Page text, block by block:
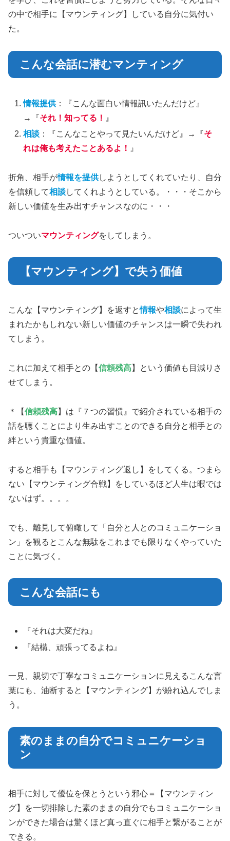
の中で相手に【マウンティング】している自分に気付い
た。
こんな会話に潜むマンティング
情報提供：『こんな面白い情報訊いたんだけど』
→『それ！知ってる！ 』
相談 ：『こんなことやって見たいんだけど』→『そ
れは俺も考えたことあるよ！ 』
折角、相手が情報を提供しようとしてくれていたり、自分
を信頼して相談してくれようとしている。・・・そこから
新しい価値を生み出すチャンスなのに・・・
ついついマウンティングをしてしまう。
【マウンティング】で失う価値
こんな【マウンティング】を返すと情報や相談によって生
まれたかもしれない新しい価値のチャンスは一瞬で失われ
てしまう。
これに加えて相手との【信頼残高】という価値も目減りさ
せてしまう。
＊【信頼残高】は『７つの習慣』で紹介されている相手の
話を聴くことにより生み出すことのできる自分と相手との
絆という貴重な価値。
すると相手も【マウンティング返し】をしてくる。つまら
ない【マウンティング合戦】をしているほど人生は暇では
ないはず。。。。
でも、離見して俯瞰して「自分と人とのコミュニケーショ
ン」を観るとこんな無駄をこれまでも限りなくやっていた
ことに気づく。
こんな会話にも
『それは大変だね』
『結構、頑張ってるよね』
一見、親切で丁寧なコミュニケーションに見えるこんな言
葉にも、油断すると【マウンティング】が紛れ込んでしま
う。
素のままの自分でコミュニケーショ
ン
相手に対して優位を保とうという邪心＝【マウンティン
グ】を一切排除した素のままの自分でもコミュニケーショ
ンができた場合は驚くほど真っ直ぐに相手と繋がることが
できる。